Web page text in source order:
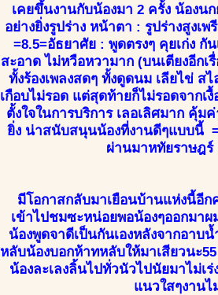
เคยขึ้นงานกับน้องมา 2 ครั้ง น้องน
อย่างยิ่งรูปร่าง หน้าตา : รูปร่างสูง
=8.5=อัธยาศัย : พูดตรงๆ คุยเก่ง
สะอาด ไม่หวือหวามาก (บนเตียงอีก
ทั้งร้องเพลงสดๆ ทั้งดูดนม เลียไข่ ส
เกือบไม่รอด แต่สุดท้ายก็ไม่รอดจาก
ตั้งใจในการบริการ เลอเลิศมาก คุ้
ยิ่ง น่าสนับสนุนน้องที่งานดีๆแบบนี้
ผ่านมาหทัยราษฎร์
มีโอกาสกลับมาเยือนบ้านแห่งนี้อีก
เข้าไปชมซะหน่อยพอน้องๆออกมา
น้องพูดจาดีเป็นกันเองหลังจากอาบ
หลับน้องบอกห้าทหลับให้มาเสียวนะ
น้องละเลงลิ้นไปทั่วนัวไปนัยมาไม่
แนวใสๆงานไ